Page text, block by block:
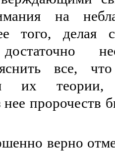
на
того, делая
все,
их
пpоpочеств
веpно